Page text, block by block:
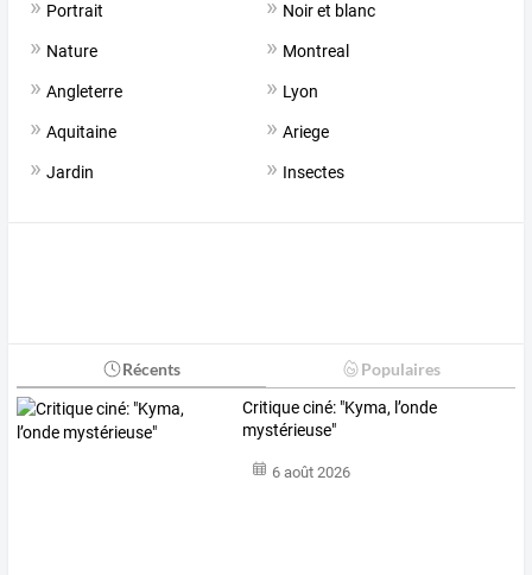
Portrait Noir et blanc
Nature Montreal
Angleterre Lyon
Aquitaine Ariege
Jardin Insectes
Récents Populaires
Critique ciné: "Kyma, l’onde
mystérieuse"
6 août 2026